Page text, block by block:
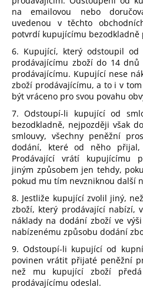
na emailovou nebo
uvedenou v těchto
potvrdí kupujícímu
6. Kupující, který odstoupil
prodávajícímu zboží do 14
prodávajícímu. Kupující nese
zboží prodávajícímu, a to i v
být vráceno pro svou povahu
7. Odstoupí-li kupující od
bezodkladně, nejpozději však
smlouvy, všechny peněžní
dodání, které od něho
Prodávající vrátí kupujícímu
jiným způsobem jen tehdy,
pokud mu tím nevzniknou další
8. Jestliže kupující zvolil jiný,
zboží, který prodávající nabízí,
náklady na dodání zboží ve
nabízenému způsobu dodání
9. Odstoupí-li kupující od
povinen vrátit přijaté peněžní
než mu kupující zboží
prodávajícímu odeslal.